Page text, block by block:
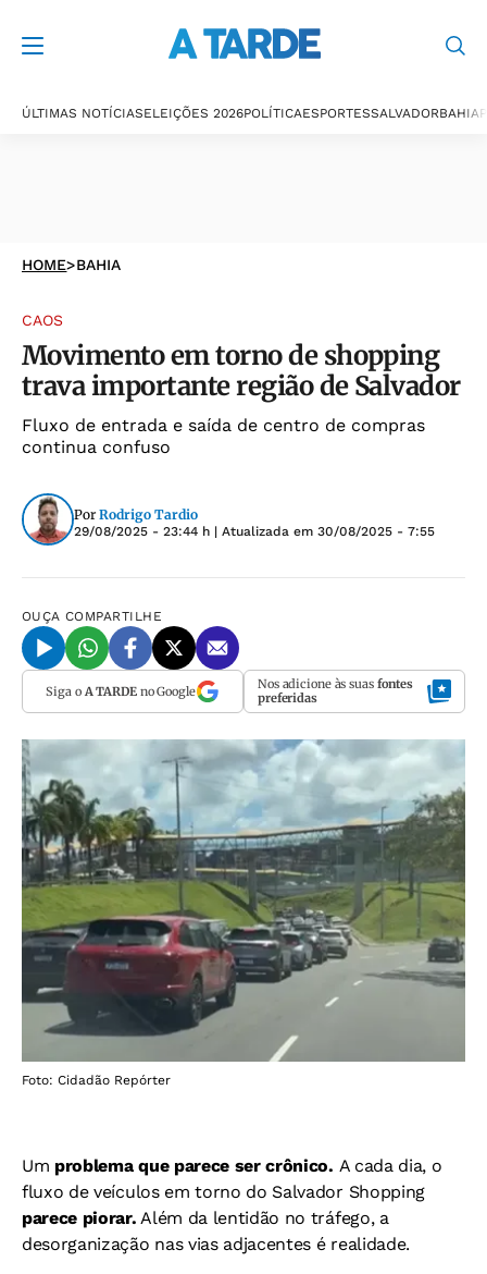
ÚLTIMAS NOTÍCIASELEIÇÕES 2026POLÍTICAESPORTESSALVADORBAHIA
HOME>BAHIA
CAOS
Movimento em torno de shopping
trava importante região de Salvador
Fluxo de entrada e saída de centro de compras
continua confuso
Por Rodrigo Tardio
29/08/2025 - 23:44 h | Atualizada em 30/08/2025 - 7:55
OUÇA COMPARTILHE
Siga o A TARDEno Google Nos adicione às suas fontes
preferidas
Foto: Cidadão Repórter
Um problema que parece ser crônico. A cada dia, o
fluxo de veículos em torno do Salvador Shopping
parece piorar. Além da lentidão no tráfego, a
desorganização nas vias adjacentes é realidade.